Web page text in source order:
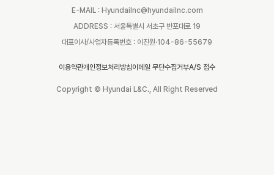
E-MAIL : Hyundailnc@hyundailnc.com
ADDRESS : 서울특별시 서초구 반포대로 19
대표이사/사업자등록번호 : 이진원·104-86-55679
이용약관개인정보처리방침이메일 무단수집거부A/S 접수
Copyright © Hyundai L&C., All Right Reserved